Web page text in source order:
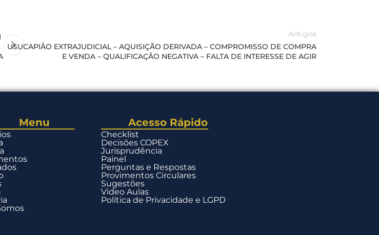
Antigos
USUCAPIÃO EXTRAJUDICIAL – AQUISIÇÃO DERIVADA – COMPROMISSO DE COMPRA
E VENDA – QUALIFICAÇÃO NEGATIVA – FALTA DE INTERESSE DE AGIR
Menu Acesso Rápido
Checklist
Decisões COPEX
Jurisprudência
Painel
Perguntas e Respostas
Provimentos Circulares
Sugestões
Video Aulas
Política de Privacidade e LGPD